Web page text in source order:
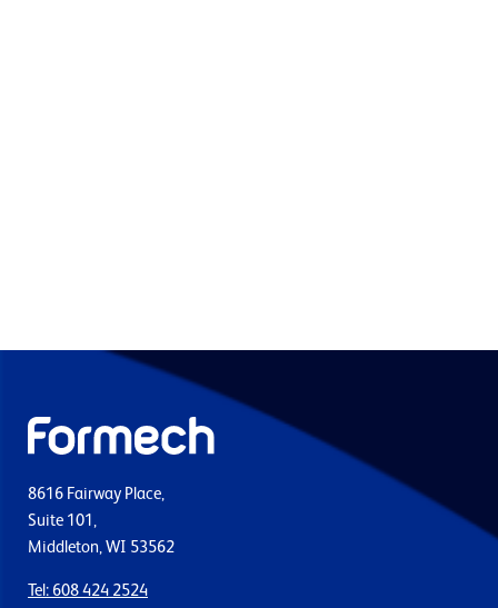
8616 Fairway Place,
Suite 101,
Middleton, WI 53562
Tel: 608 424 2524